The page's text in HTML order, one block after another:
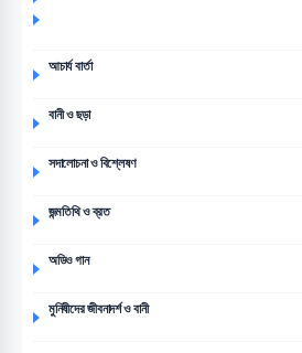
আচার্য বার্তা
বানী ও ছড়া
সদালোচনা ও বিশ্লেষণ
জন্মতিথি ও ব্রত
অডিও গান
মুনিষীদের জীবনাদর্শ ও বানী